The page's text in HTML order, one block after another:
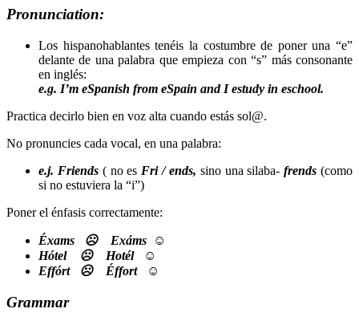
Pronunciation:
Los hispanohablantes tenéis la costumbre de poner una “e”
delante de una palabra que empieza con “s” más consonante
en inglés:
e.g. I’m eSpanish from eSpain and Iestudy in eschool.
Practica decirlo bien en voz alta cuando estás sol@.
No pronuncies cada vocal, en una palabra:
e.j. Friends ( no es Fri / ends, sino una silaba-frends(como
si no estuviera la “i”)
Poner el énfasis correctamente:
Éxams ☹ Exáms ☺
Hótel ☹ Hotél ☺
Effórt ☹ Éffort ☺
Grammar